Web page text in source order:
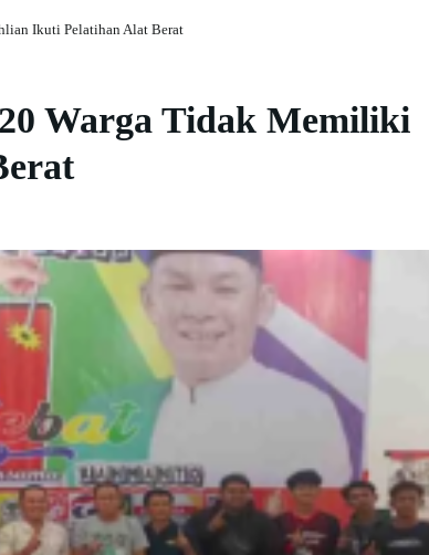
Ikuti Pelatihan Alat Berat
Warga Tidak Memiliki